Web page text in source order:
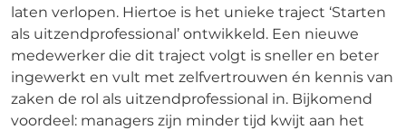
laten verlopen. Hiertoe is het unieke traject ‘Starten
als uitzendprofessional’ ontwikkeld. Een nieuwe
medewerker die dit traject volgt is sneller en beter
ingewerkt en vult met zelfvertrouwen én kennis van
zaken de rol als uitzendprofessional in. Bijkomend
voordeel: managers zijn minder tijd kwijt aan het